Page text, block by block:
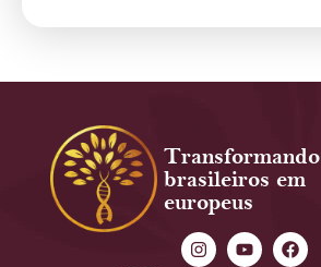
Transformando
brasileiros em
europeus